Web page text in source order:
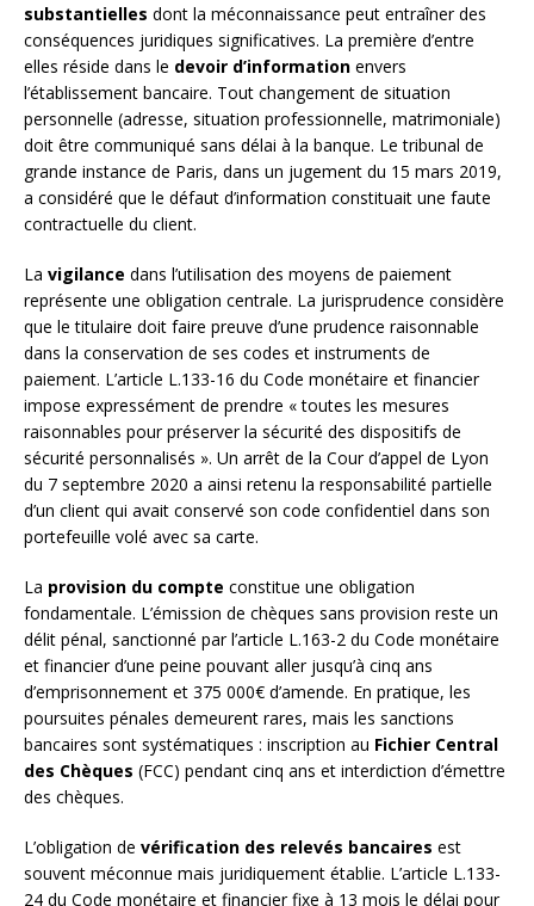
substantielles dont la méconnaissance peut entraîner des
conséquences juridiques significatives. La première d’entre
elles réside dans le devoir d’information envers
l’établissement bancaire. Tout changement de situation
personnelle (adresse, situation professionnelle, matrimoniale)
doit être communiqué sans délai à la banque. Le tribunal de
grande instance de Paris, dans un jugement du 15 mars 2019,
a considéré que le défaut d’information constituait une faute
contractuelle du client.
La vigilance dans l’utilisation des moyens de paiement
représente une obligation centrale. La jurisprudence considère
que le titulaire doit faire preuve d’une prudence raisonnable
dans la conservation de ses codes et instruments de
paiement. L’article L.133-16 du Code monétaire et financier
impose expressément de prendre « toutes les mesures
raisonnables pour préserver la sécurité des dispositifs de
sécurité personnalisés ». Un arrêt de la Cour d’appel de Lyon
du 7 septembre 2020 a ainsi retenu la responsabilité partielle
d’un client qui avait conservé son code confidentiel dans son
portefeuille volé avec sa carte.
La provision du compte constitue une obligation
fondamentale. L’émission de chèques sans provision reste un
délit pénal, sanctionné par l’article L.163-2 du Code monétaire
et financier d’une peine pouvant aller jusqu’à cinq ans
d’emprisonnement et 375 000€ d’amende. En pratique, les
poursuites pénales demeurent rares, mais les sanctions
bancaires sont systématiques : inscription au Fichier Central
des Chèques (FCC) pendant cinq ans et interdiction d’émettre
des chèques.
L’obligation de vérification des relevés bancaires est
souvent méconnue mais juridiquement établie. L’article L.133-
24 du Code monétaire et financier fixe à 13 mois le délai pour